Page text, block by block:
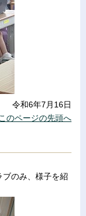
令和6年7月16日
このページの先頭へ
ブのみ、様子を紹